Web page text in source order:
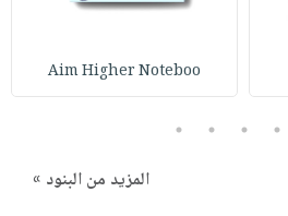
Aim Higher Noteboo
2
3
4
5
المزيد من البنود »